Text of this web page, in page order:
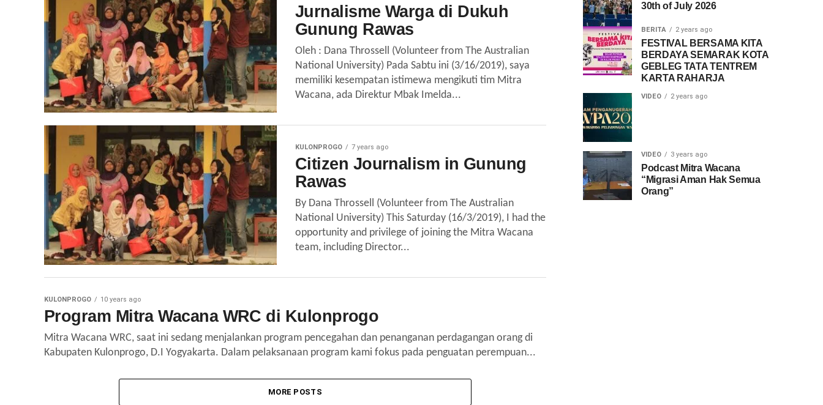
Jurnalisme Warga di Dukuh
Gunung Rawas
Oleh : Dana Throssell (Volunteer from The Australian
National University) Pada Sabtu ini (3/16/2019), saya
memiliki kesempatan istimewa mengikuti tim Mitra
Wacana, ada Direktur Mbak Imelda...
KULONPROGO 7 years ago
Citizen Journalism in Gunung
Rawas
By Dana Throssell (Volunteer from The Australian
National University) This Saturday (16/3/2019), I had the
opportunity and privilege of joining the Mitra Wacana
team, including Director...
KULONPROGO 10 years ago
Program Mitra Wacana WRC di Kulonprogo
Mitra Wacana WRC, saat ini sedang menjalankan program pencegahan dan penanganan perdagangan orang di
Kabupaten Kulonprogo, D.I Yogyakarta. Dalam pelaksanaan program kami fokus pada penguatan perempuan...
MORE POSTS
30th of July 2026
BERITA 2 years ago
FESTIVAL BERSAMA KITA
BERDAYA SEMARAK KOTA
GEBLEG TATA TENTREM
KARTA RAHARJA
VIDEO 2 years ago
VIDEO 3 years ago
Podcast Mitra Wacana
“Migrasi Aman Hak Semua
Orang”